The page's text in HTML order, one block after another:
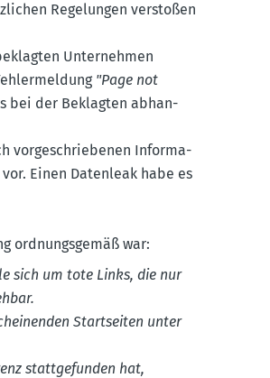
Regelungen verstoßen
Unter­nehmen
"Page not
bei der Beklagten abhan­
vorge­schrie­benen Infor­ma­
Einen Datenleak habe es
ordnungs­gemäß war:
sich um tote Links, die nur
Start­seiten unter
statt­ge­funden hat,